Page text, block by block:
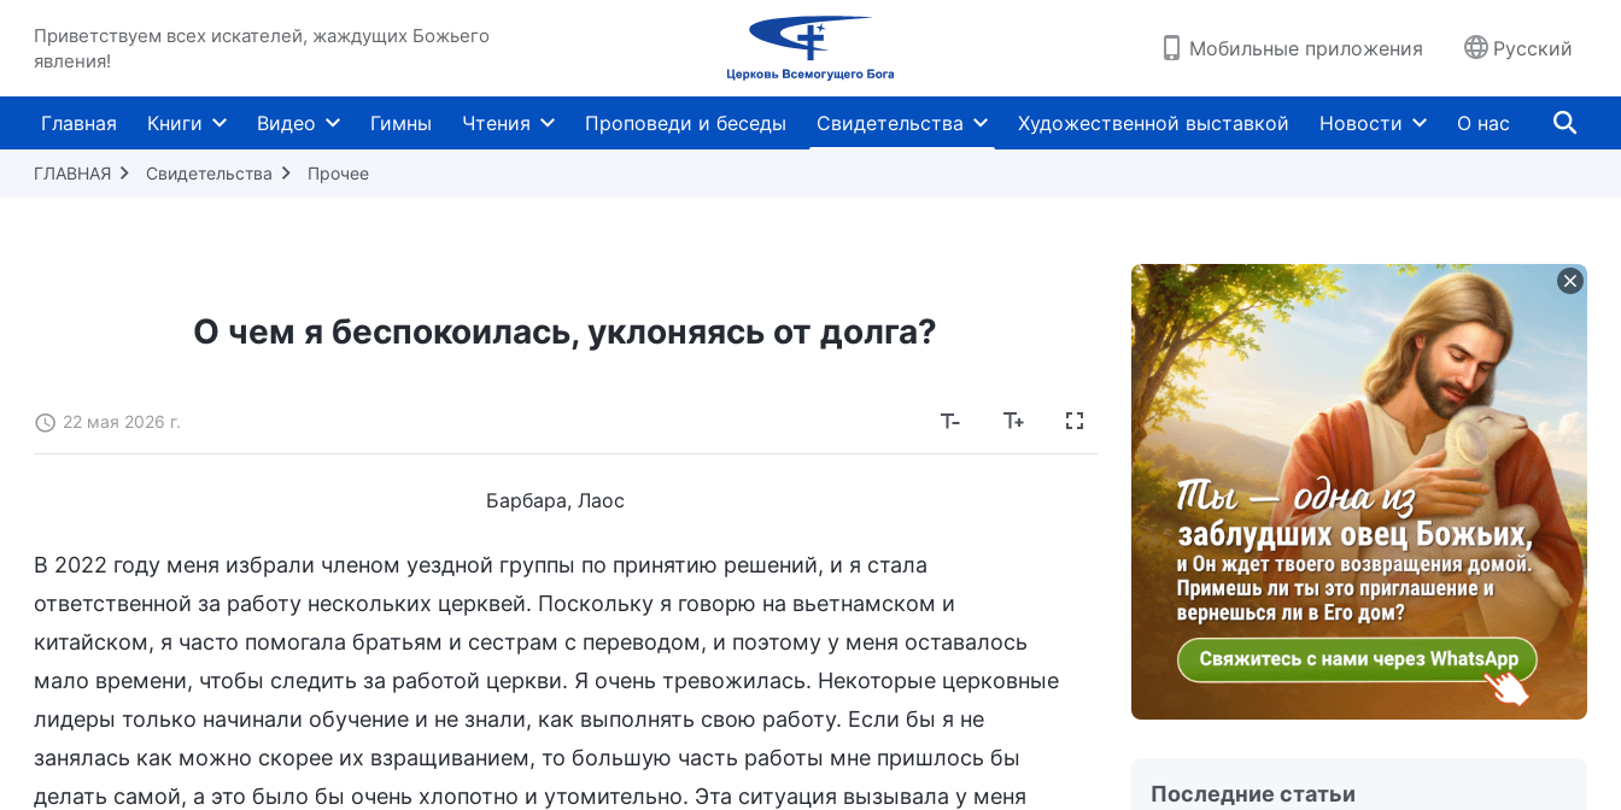
Приветствуем всех искателей, жаждущих Божьего
явления!
Мобильные приложения Русский
Главная Книги Видео Гимны Чтения Проповеди и беседы Свидетельства Художественной выставкой Новости О нас
ГЛАВНАЯ Свидетельства Прочее
О чем я беспокоилась, уклоняясь от долга?
22 мая 2026 г.
Барбара, Лаос
В 2022 году меня избрали членом уездной группы по принятию решений, и я стала
ответственной за работу нескольких церквей. Поскольку я говорю на вьетнамском и
китайском, я часто помогала братьям и сестрам с переводом, и поэтому у меня оставалось
мало времени, чтобы следить за работой церкви. Я очень тревожилась. Некоторые церковные
лидеры только начинали обучение и не знали, как выполнять свою работу. Если бы я не
занялась как можно скорее их взращиванием, то большую часть работы мне пришлось бы
делать самой, а это было бы очень хлопотно и утомительно. Эта ситуация вызывала у меня
Последние статьи